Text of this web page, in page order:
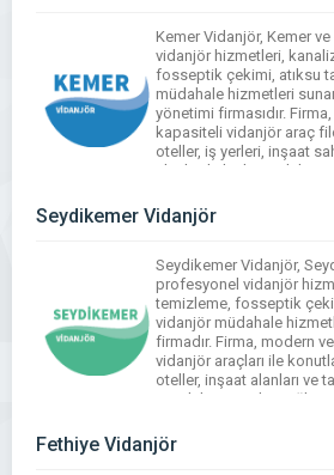
Kemer Vidanjör, Kemer
vidanjör hizmetleri,
fosseptik çekimi, atıksu
müdahale hizmetleri
yönetimi firmasıdır.
kapasiteli vidanjör araç
oteller, iş yerleri, inşaat
alanlarda hızlı ve etkili
Seydikemer Vidanjör
Seydikemer Vidanjör,
profesyonel vidanjör
temizleme, fosseptik
vidanjör müdahale
firmadır. Firma, modern
vidanjör araçları ile
oteller, inşaat alanları ve
ve etkili çözümler sağlar.
çevreye […]
Fethiye Vidanjör